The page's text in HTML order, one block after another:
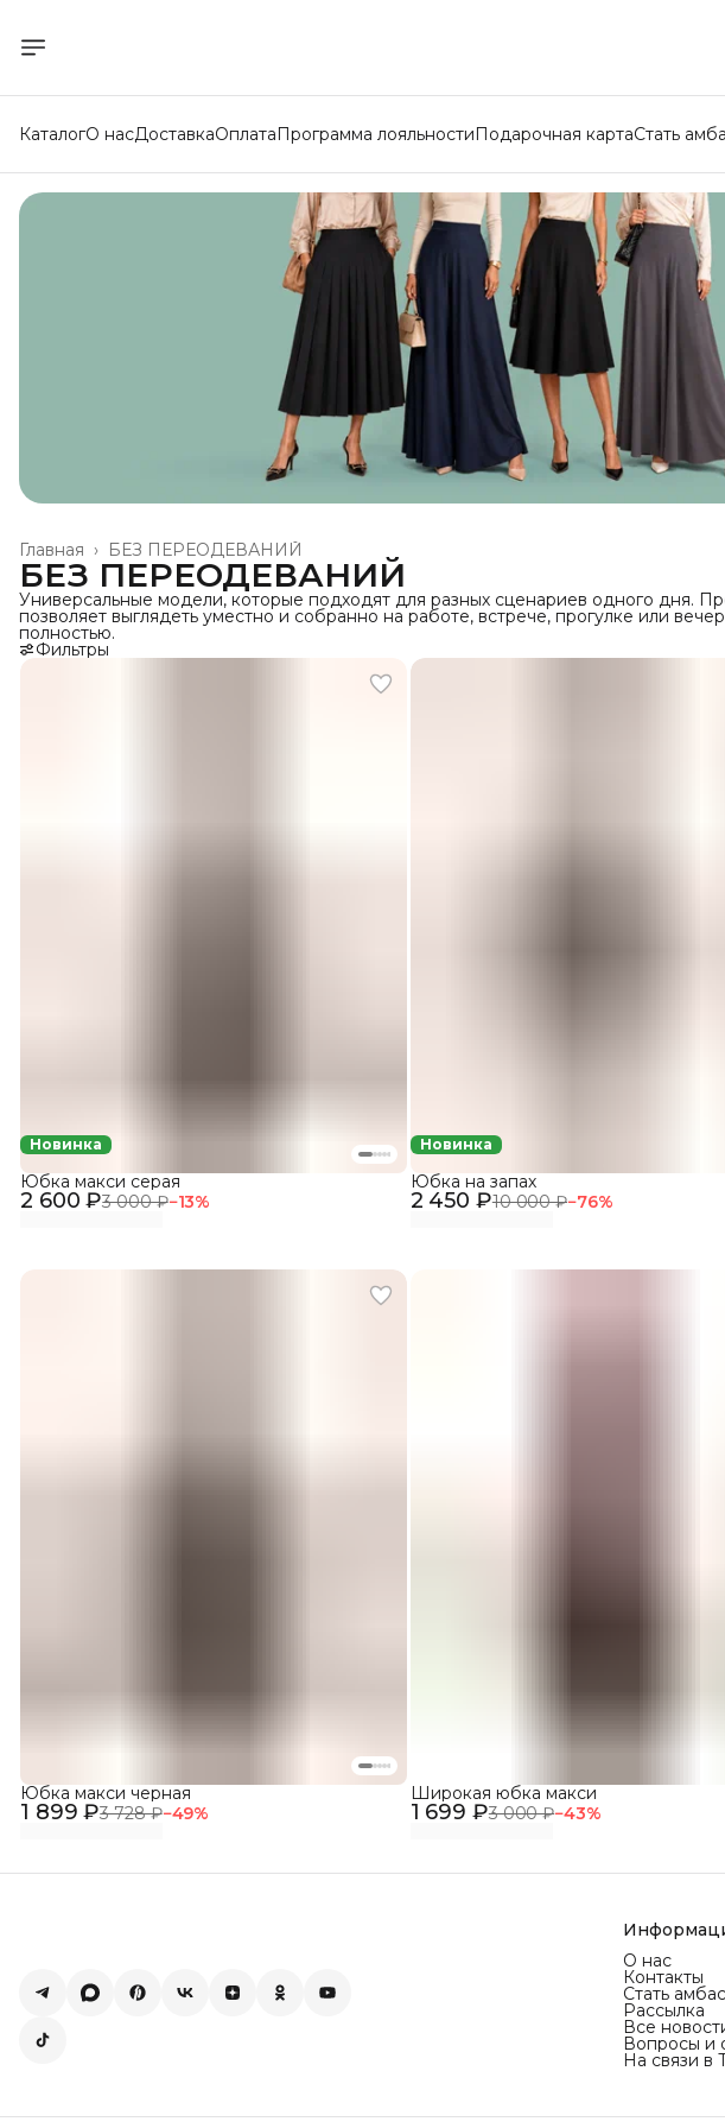
КаталогО насДоставкаОплатаПрограмма лояльностиПодарочная картаСтать
БЕЗ ПЕРЕОДЕВАНИЙ
Главная ›
БЕЗ ПЕРЕОДЕВАНИЙ
Универсальные модели, которые подходят для разных сценариев одного дня.
позволяет выглядеть уместно и собранно на работе, встрече, прогулке или
полностью.
Фильтры
Новинка
2 600 ₽3 000 ₽−13%
Юбка макси серая
Новинка
2 450 ₽10 000 ₽−76%
Юбка на запах
1 899 ₽3 728 ₽−49%
Юбка макси черная
1 699 ₽3 000 ₽−43%
Широкая юбка макси
О нас
Контакты
Стать
Рассылка
Все
Вопросы и
На связи в